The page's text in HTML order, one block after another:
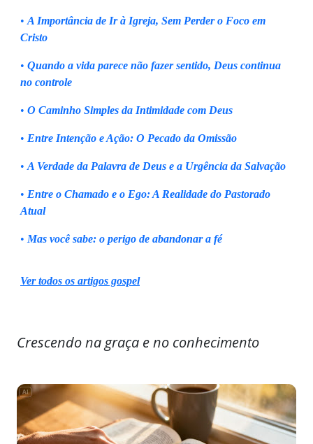
• A Importância de Ir à Igreja, Sem Perder o Foco em
Cristo
• Quando a vida parece não fazer sentido, Deus continua
no controle
• O Caminho Simples da Intimidade com Deus
• Entre Intenção e Ação: O Pecado da Omissão
• A Verdade da Palavra de Deus e a Urgência da Salvação
• Entre o Chamado e o Ego: A Realidade do Pastorado
Atual
• Mas você sabe: o perigo de abandonar a fé
Ver todos os artigos gospel
Crescendo na graça e no conhecimento